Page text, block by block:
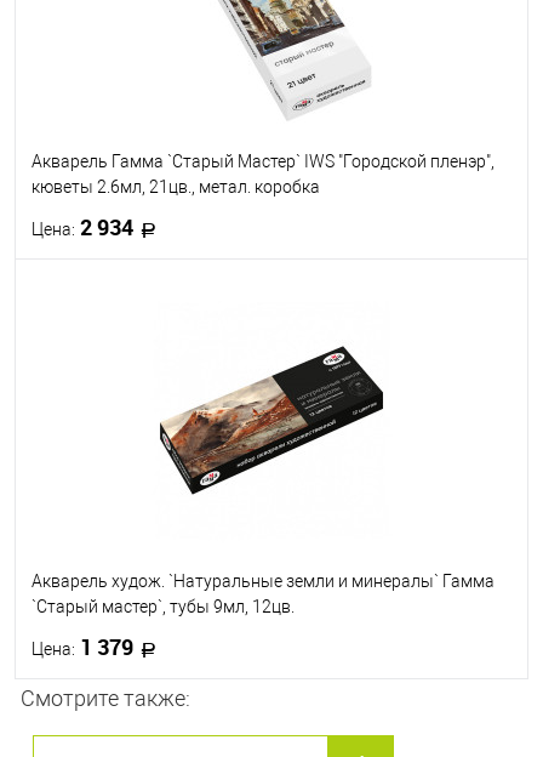
палитра И. Пироговой
Акварель Гамма `Старый Мастер` IWS "Городской пленэр",
кюветы 2.6мл, 21цв., метал. коробка
Цена: 2 934
В наличии
Акварель худож. `Натуральные земли и минералы` Гамма
`Старый мастер`, тубы 9мл, 12цв.
Цена: 1 379
Смотрите также: